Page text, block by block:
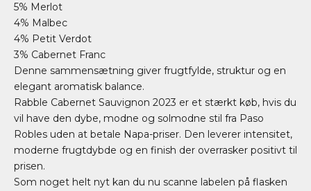
5% Merlot
4% Malbec
4% Petit Verdot
3% Cabernet Franc
Denne sammensætning giver frugtfylde, struktur og en
elegant aromatisk balance.
Rabble Cabernet Sauvignon 2023 er et stærkt køb, hvis du
vil have den dybe, modne og solmodne stil fra Paso
Robles uden at betale Napa-priser. Den leverer intensitet,
moderne frugtdybde og en finish der overrasker positivt til
prisen.
Som noget helt nyt kan du nu scanne labelen på flasken